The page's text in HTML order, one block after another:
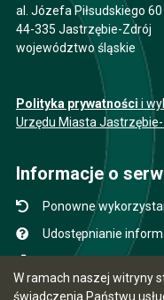
W ramach naszej witryny
świadczenia Państwu
al. Józefa Piłsudskiego 60
44-335 Jastrzębie-Zdrój
województwo śląskie
Polityka prywatności i
Urzędu Miasta
Informacje o
Ponowne
Udostępnianie
Instrukcja obsługi